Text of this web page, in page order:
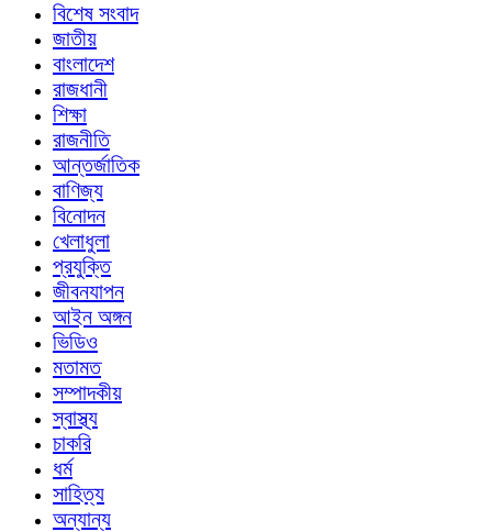
বিশেষ সংবাদ
জাতীয়
বাংলাদেশ
রাজধানী
শিক্ষা
রাজনীতি
আন্তর্জাতিক
বাণিজ্য
বিনোদন
খেলাধুলা
প্রযুক্তি
জীবনযাপন
আইন অঙ্গন
ভিডিও
মতামত
সম্পাদকীয়
স্বাস্থ্য
চাকরি
ধর্ম
সাহিত্য
অন্যান্য